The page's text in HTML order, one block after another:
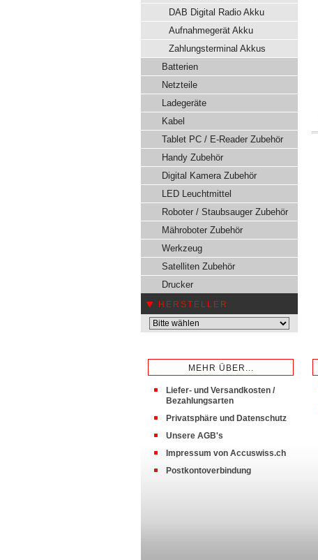
DAB Digital Radio Akku
Aufnahmegerät Akku
Zahlungsterminal Akkus
Batterien
Netzteile
Ladegeräte
Kabel
Tablet PC / E-Reader Zubehör
Handy Zubehör
Digital Kamera Zubehör
LED Leuchtmittel
Roboter / Staubsauger Zubehör
Mähroboter Zubehör
Werkzeug
Satelliten Zubehör
Drucker
HERSTELLER
MEHR ÜBER...
Liefer- und Versandkosten /
Bezahlungsarten
Privatsphäre und Datenschutz
Unsere AGB's
Impressum von Accuswiss.ch
Postkontoverbindung